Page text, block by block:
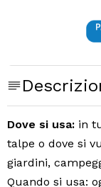
Dove si usa: in
talpe o dove si
giardini,
Quando si usa: